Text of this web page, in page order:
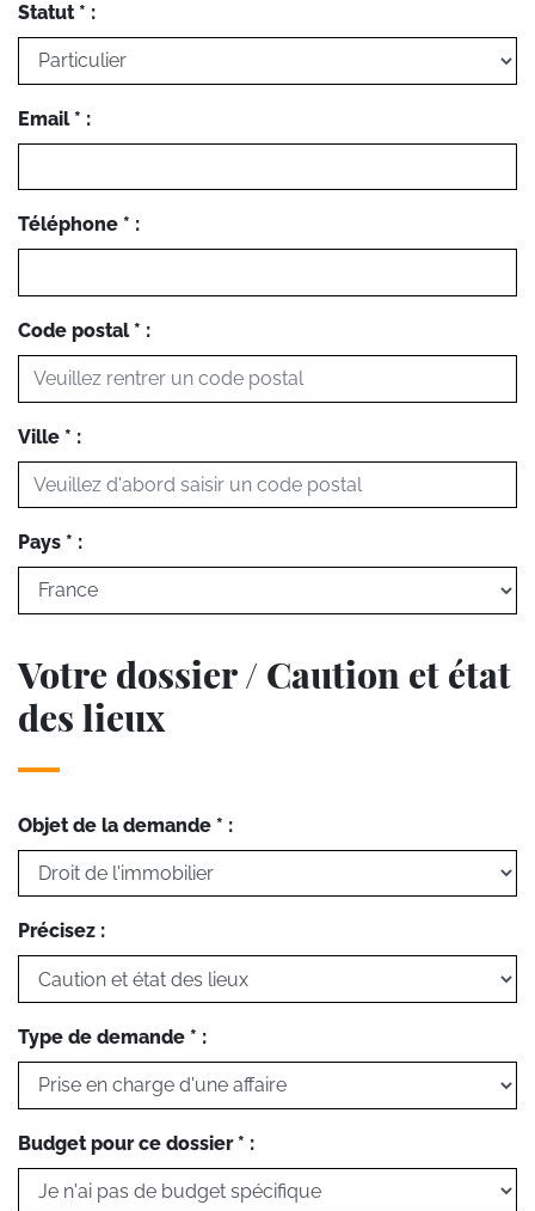
Statut * :
Email * :
Téléphone * :
Code postal * :
Ville * :
Pays * :
Votre dossier / Caution et état
des lieux
Objet de la demande * :
Précisez :
Type de demande * :
Budget pour ce dossier * :